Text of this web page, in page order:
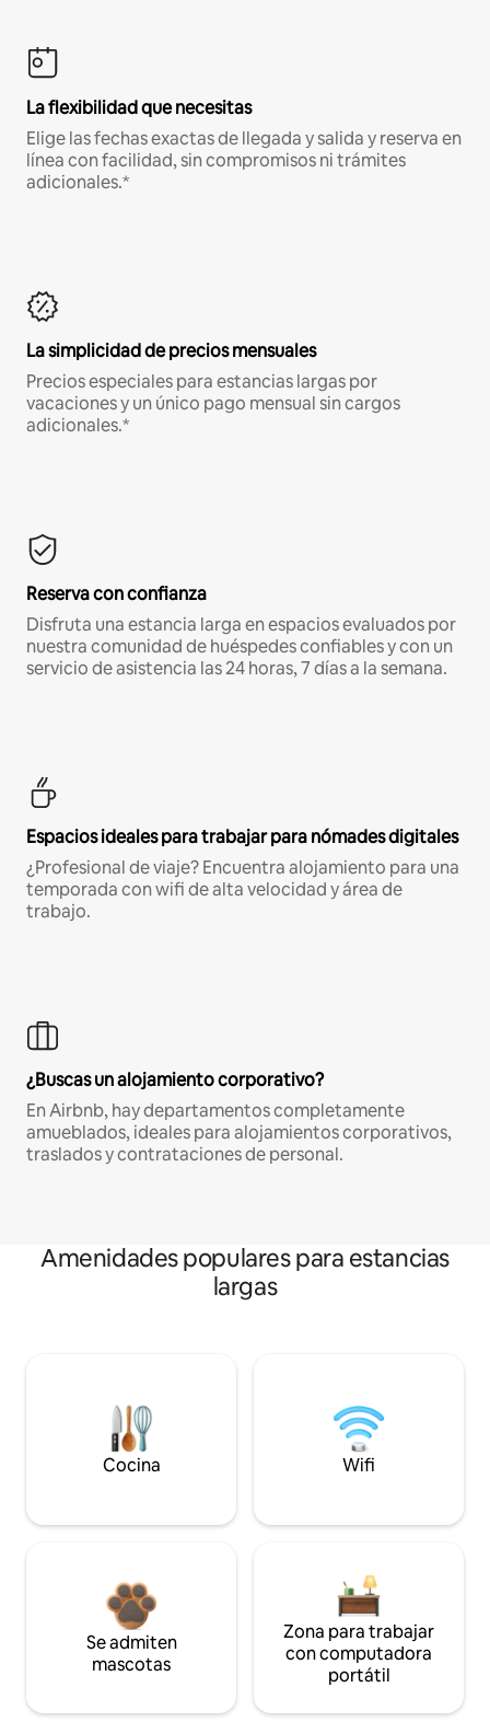
La flexibilidad que necesitas
Elige las fechas exactas de llegada y salida y reserva en
línea con facilidad, sin compromisos ni trámites
adicionales.*
La simplicidad de precios mensuales
Precios especiales para estancias largas por
vacaciones y un único pago mensual sin cargos
adicionales.*
Reserva con confianza
Disfruta una estancia larga en espacios evaluados por
nuestra comunidad de huéspedes confiables y con un
servicio de asistencia las 24 horas, 7 días a la semana.
Espacios ideales para trabajar para nómades digitales
¿Profesional de viaje? Encuentra alojamiento para una
temporada con wifi de alta velocidad y área de
trabajo.
¿Buscas un alojamiento corporativo?
En Airbnb, hay departamentos completamente
amueblados, ideales para alojamientos corporativos,
traslados y contrataciones de personal.
Amenidades populares para estancias
largas
Cocina Wifi
Se admiten
mascotas
Zona para trabajar
con computadora
portátil